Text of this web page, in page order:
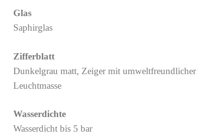
Glas
Saphirglas
Zifferblatt
Dunkelgrau matt, Zeiger mit umweltfreundlicher
Leuchtmasse
Wasserdichte
Wasserdicht bis 5 bar